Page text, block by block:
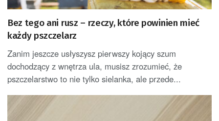
Bez tego ani rusz – rzeczy, które powinien mieć
każdy pszczelarz
Zanim jeszcze usłyszysz pierwszy kojący szum
dochodzący z wnętrza ula, musisz zrozumieć, że
pszczelarstwo to nie tylko sielanka, ale przede...